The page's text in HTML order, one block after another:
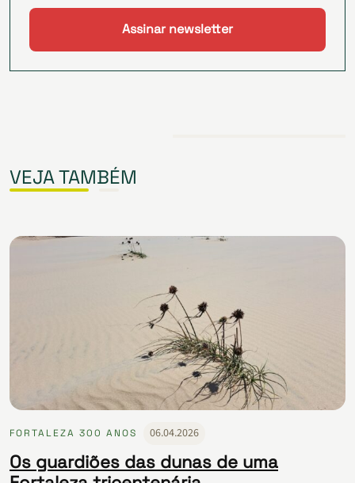
VEJA TAMBÉM
FORTALEZA 300 ANOS 06.04.2026
Os guardiões das dunas de uma